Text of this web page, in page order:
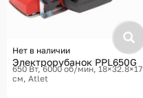
Нет в наличии
Электрорубанок PPL650G
650 Вт, 6000 об/мин, 18×32.8×17
см Atlet